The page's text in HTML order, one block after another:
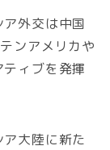
外交は中国
ンアメリカや
ィブを発揮
大陸に新た